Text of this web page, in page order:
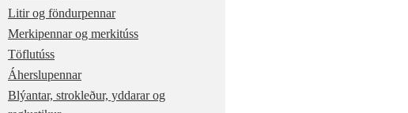
Litir og föndurpennar
Merkipennar og merkitúss
Töflutúss
Áherslupennar
Blýantar, strokleður, yddarar og